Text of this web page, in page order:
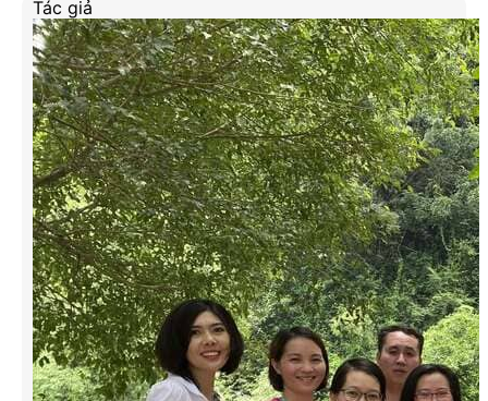
Tác giả